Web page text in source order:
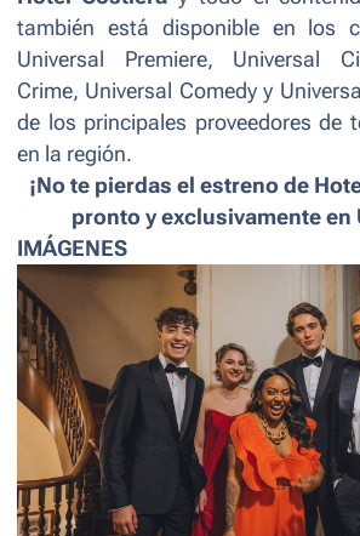
también está disponible en los
Universal Premiere, Universal
Crime, Universal Comedy y
de los principales proveedores de
en la región.
¡No te pierdas el estreno de
pronto y exclusivamente en
IMÁGENES